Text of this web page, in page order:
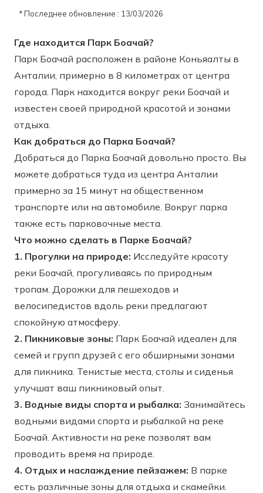
* Последнее обновление : 13/03/2026
Где находится Парк Боачай?
Парк Боачай расположен в районе Коньяалты в
Анталии, примерно в 8 километрах от центра
города. Парк находится вокруг реки Боачай и
известен своей природной красотой и зонами
отдыха.
Как добраться до Парка Боачай?
Добраться до Парка Боачай довольно просто. Вы
можете добраться туда из центра Анталии
примерно за 15 минут на общественном
транспорте или на автомобиле. Вокруг парка
также есть парковочные места.
Что можно сделать в Парке Боачай?
1. Прогулки на природе: Исследуйте красоту
реки Боачай, прогуливаясь по природным
тропам. Дорожки для пешеходов и
велосипедистов вдоль реки предлагают
спокойную атмосферу.
2. Пикниковые зоны: Парк Боачай идеален для
семей и групп друзей с его обширными зонами
для пикника. Тенистые места, столы и сиденья
улучшат ваш пикниковый опыт.
3. Водные виды спорта и рыбалка: Занимайтесь
водными видами спорта и рыбалкой на реке
Боачай. Активности на реке позволят вам
проводить время на природе.
4. Отдых и наслаждение пейзажем: В парке
есть различные зоны для отдыха и скамейки.